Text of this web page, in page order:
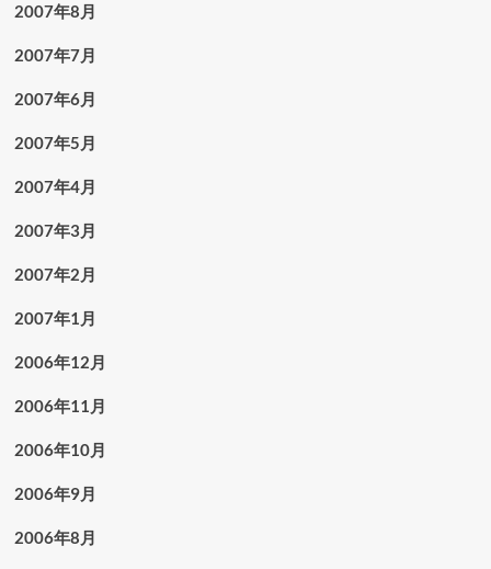
2007年8月
2007年7月
2007年6月
2007年5月
2007年4月
2007年3月
2007年2月
2007年1月
2006年12月
2006年11月
2006年10月
2006年9月
2006年8月